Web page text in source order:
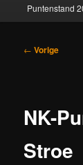
Puntenstand
Bericht
← Vorige
NK-
Stroe